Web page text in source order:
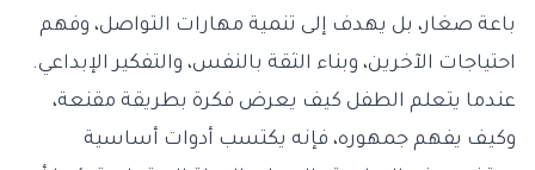
باعة صغار، بل يهدف إلى تنمية مهارات التواصل، وفهم
احتياجات الآخرين، وبناء الثقة بالنفس، والتفكير الإبداعي.
عندما يتعلم الطفل كيف يعرض فكرة بطريقة مقنعة،
وكيف يفهم جمهوره، فإنه يكتسب أدوات أساسية